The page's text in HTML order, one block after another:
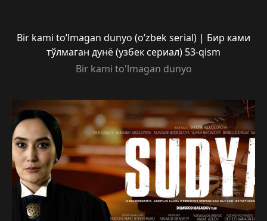
Bir kami to’lmagan dunyo (o’zbek serial) | Бир ками
тўлмаган дунё (узбек сериал) 53-qism
Bir kami to'lmagan dunyo